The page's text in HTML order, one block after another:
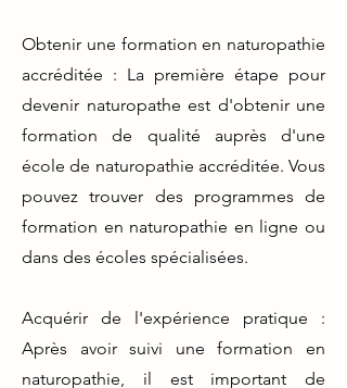
Obtenir une formation en naturopathie
accréditée : La première étape pour
devenir naturopathe est d'obtenir une
formation de qualité auprès d'une
école de naturopathie accréditée. Vous
pouvez trouver des programmes de
formation en naturopathie en ligne ou
dans des écoles spécialisées.
Acquérir de l'expérience pratique :
Après avoir suivi une formation en
naturopathie, il est important de